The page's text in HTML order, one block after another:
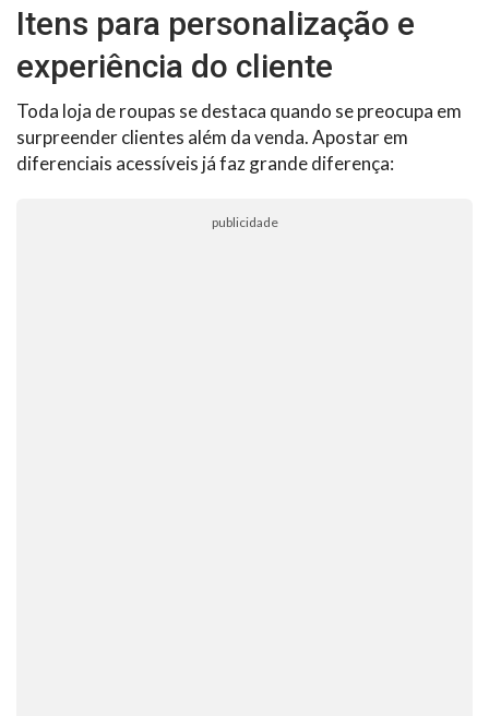
Itens para personalização e
experiência do cliente
Toda loja de roupas se destaca quando se preocupa em
surpreender clientes além da venda. Apostar em
diferenciais acessíveis já faz grande diferença:
publicidade